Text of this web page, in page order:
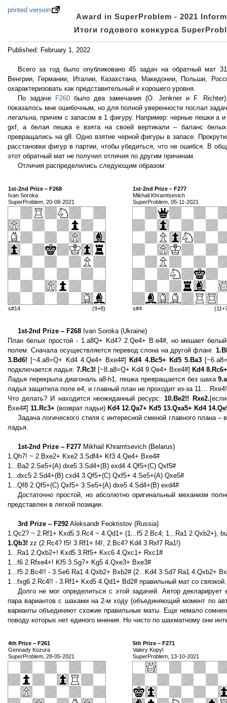
printed version
Award in SuperProblem - 2021
Итоги годового конкурса
Published: February 1, 2022
Всего за год было опубликовано 45 задач на обратный мат
Венгрии, Германии, Италии, Казахстана, Македонии, Польши,
охарактеризовать как представительный и хорошего уровня.
По задаче
F260 было два замечания (O. Jenkner и F.
показалось мне ошибочным, но для полной уверенности послал
легальна, причем с запасом в 1 фигуру. Например: черные пешки a
gxf, а белая пешка e взята на своей вертикали – баланс
превращались на g8. Одно взятие черной фигуры в запасе.
расстановки фигур в партии, чтобы убедиться, что не ошибся. В
этот обратный мат не получил отличия по другим причинам.
Отличия распределились следующим образом:
1st-2nd Prize ‒ F268
Ivan Soroka
SuperProblem, 20-08-2021
s#14 (9+8)
1st-2nd Prize ‒ F277
Mikhail Khramtsevich
SuperProblem, 05-11-2021
s#4
1st-2nd Prize ‒ F268 Ivan Soroka (Ukraine)
План белых простой - 1.a8Q+ Kd4? 2.Qe4+ B:e4#, но мешает
полем. Сначала осуществляется перевод слона на другой фланг.
3.Bd6! [~4.a8=Q+ Kd4 4.Qe4+ Bxe4#] Kd4 4.Bc5+ Kd5 5.Ba3
подключается ладья: 7.Rc3! [~8.a8=Q+ Kd4 9.Qe4+ Bxe4#] Kd4
Ладья перекрыла диагональ a8-h1, пешка превращается без шаха
ладья защитила поле е4, и главный план не проходит из-за 11…
Что делать? И находится неожиданный ресурс:10.Be2!! Rxe2.
Bxe4#] 11.Rc3+ (возврат ладьи) Kd4 12.Qa7+ Kd5 13.Qxa5+ Kd4
Задача логического стиля с интересной сменой главного плана
ладья.
1st-2nd Prize ‒ F277 Mikhail Khramtsevich (Belarus)
1.Qh7! ~ 2.Bxe2+ Kxe2 3.Sdf4+ Kf3 4.Qe4+ Bxe4#
1...Ba2 2.Se5+(A) dxe5 3.Sd4+(B) exd4 4.Qf5+(C) Qxf5#
1...dxc5 2.Sd4+(B) cxd4 3.Qf5+(C) Qxf5+ 4.Se5+(A) Qxe5#
1...Qf8 2.Qf5+(C) Qxf5+ 3.Se5+(A) dxe5 4.Sd4+(B) exd4#
Достаточно простой, но абсолютно оригинальный механизм
представлен в легкой позиции.
3rd Prize ‒ F292 Aleksandr Feoktistov (Russia)
1.Qc2? ~ 2.Rf1+ Kxd5 3.Rc4 ~ 4.Qd1+ (1...f5 2.Bc4; 1...Ra1 2.Qxb2+),
1.Qb3! zz (2.Rc4? f5! 3.Rf1+ f4!, 2.Bc4? Kd4 3.Rxf7 Ra1!)
1...Ra1 2.Qxb2+! Kxd5 3.Rf5+ Kxc6 4.Qxc1+ Rxc1#
1...f6 2.Rfxe4+! Kf5 3.Sg7+ Kg5 4.Qxe3+ Bxe3#
1...f5 2.Bc4!! - 3.Se6 Ra1 4.Qxb2+ Bxb2# (2...Kd4 3.Sd7 Ra1 4.Qxb2+
1...fxg6 2.Rc4!! - 3.Rf1+ Kxd5 4.Qd1+ Bd2# правильный мат со связкой.
Долго не мог определиться с этой задачей. Автор
пара вариантов с шахами на 2-м ходу (объединяющий момент по
варианты объединяют схожие правильные маты. Еще немало
поводу которых нет единого мнения. Но чисто по шахматному они
4th Prize ‒ F261
Gennady Kozura
SuperProblem, 28-05-2021
5th Prize ‒ F271
Valery Kopyl
SuperProblem, 13-10-2021